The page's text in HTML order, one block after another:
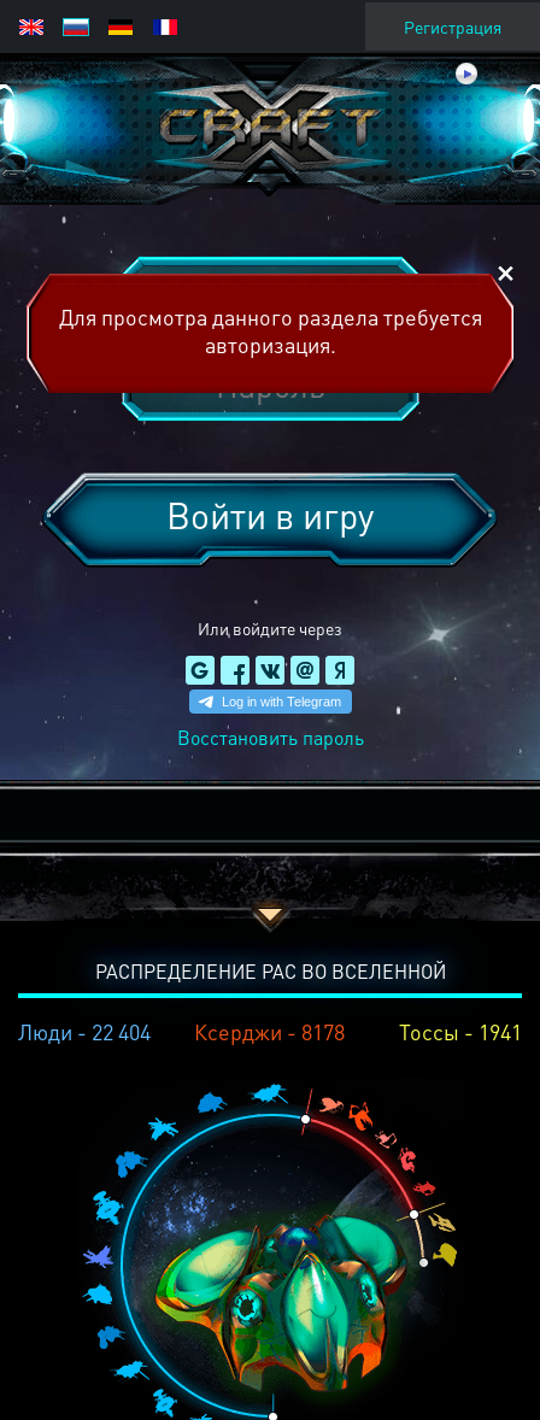
Регистрация
Или войдите через
Войти в игру
Восстановить пароль
Для просмотра данного раздела требуется
авторизация.
РАСПРЕДЕЛЕНИЕ РАС ВО ВСЕЛЕННОЙ
Люди - 22 404 Ксерджи - 8178 Тоссы - 1941